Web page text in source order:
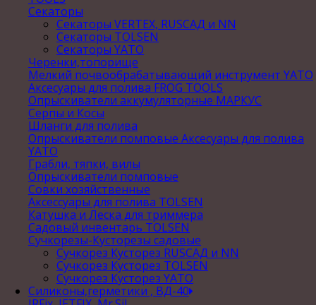
Секаторы
Секаторы VERTEX, RUSСАД и NN
Секаторы TOLSEN
Секаторы YATO
Черенки,топорище
Мелкий почвообрабатывающий инструмент YATO
Аксесуары для полива FROG TOOLS
Опрыскиватели аккумуляторные МАРКУС
Серпы и Косы
Шланги для полива
Опрыскиватели помповые Аксесуары для полива
YATO
Грабли, тяпки, вилы
Опрыскиватели помповые
Совки хозяйственные
Аксессуары для полива TOLSEN
Катушка и Леска для триммера
Садовый инвентарь TOLSEN
Сучкорезы-Кусторезы садовые
Сучкорез Кусторез RUSСАД и NN
Сучкорез Кусторез TOLSEN
Сучкорез Кусторез YATO
Силиконы,герметики , ВД-40